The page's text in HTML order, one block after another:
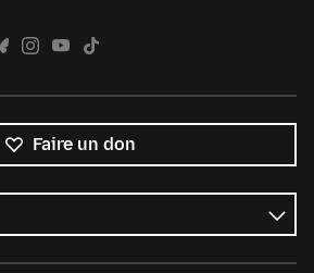
Faire un don